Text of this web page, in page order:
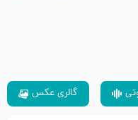
گالری عکس